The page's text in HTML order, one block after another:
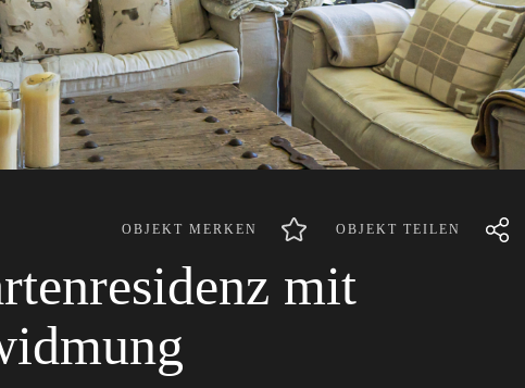
OBJEKT TEILEN
OBJEKT MERKEN
mit